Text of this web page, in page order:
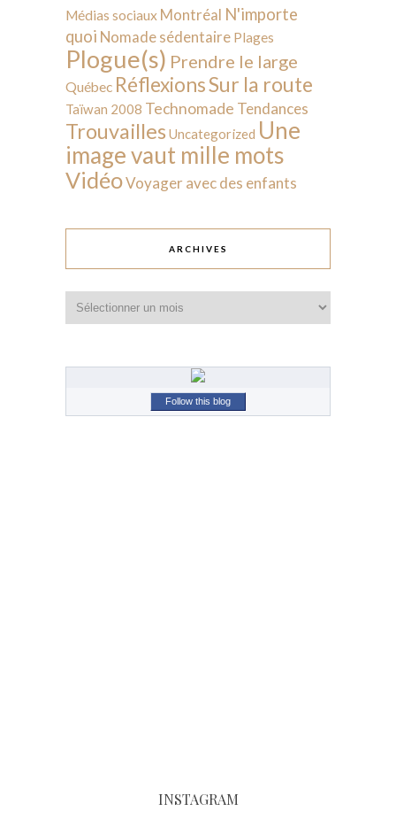
Médias sociaux Montréal N'importe
quoi Nomade sédentaire Plages
Plogue(s) Prendre le large
Québec RéflexionsSur la route
Taïwan 2008 Technomade Tendances
Trouvailles Uncategorized Une
image vaut mille mots
VidéoVoyager avec des enfants
ARCHIVES
Follow this blog
INSTAGRAM